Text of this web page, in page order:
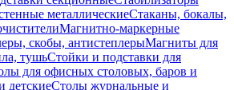
металлическиеСтаканы, бокалы,
Магнитно-маркерные
скобы, антистеплерыМагниты для
тушьСтойки и подставки для
для офисных столовых, баров и
детскиеСтолы журнальные и